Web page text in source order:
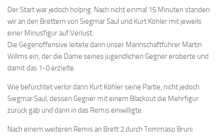
1. Mannschaft
3. Mannschaft
4. Mannschaft
Schach online
1.Online Schachturnierserie
Termine
Der Start war jedoch holprig. Nach nicht einmal 15 Minuten standen
wir an den Brettern von Siegmar Saul und Kurt Köhler mit jeweils
einer Minusfigur auf Verlust.
Die Gegenoffensive leitete dann unser Mannschaftführer Martin
Willms ein, der die Dame seines jugendlichen Gegner eroberte und
damit das 1-0 erzielte.
Wie befürchtet verlor dann Kurt Köhler seine Partie, nicht jedoch
Siegmar Saul, dessen Gegner mit einem Blackout die Mehrfigur
zurück gab und dann in das Remis einwilligte.
Nach einem weiteren Remis an Brett 2 durch Tommaso Bruni